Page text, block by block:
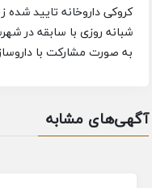
کروکی داروخانه تایید شده
شبانه روزی با سابقه در
به صورت مشارکت با
آگهی‌های مشابه